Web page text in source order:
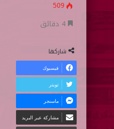
ت
و
ي
ر
د
ا
إ
ل
509
شاركها
فيسبوك
تويتر
ماسنجر
مشاركة عبر البريد